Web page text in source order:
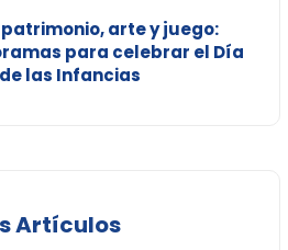
arte y juego:
para celebrar el Día
las Infancias
Artículos